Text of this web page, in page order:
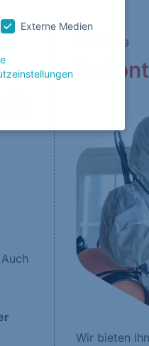
für
COVID-19
Wir bieten
Externe Medien
ganzen Kategorien
Zurück
erforderlich.